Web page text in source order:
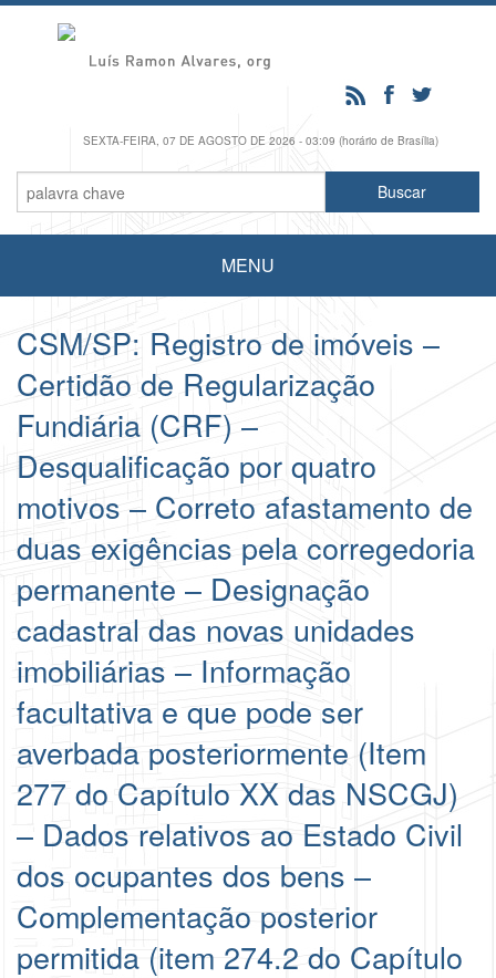
SEXTA-FEIRA, 07 DE AGOSTO DE 2026 - 03:09 (horário de Brasília)
MENU
CSM/SP: Registro de imóveis –
Certidão de Regularização
Fundiária (CRF) –
Desqualificação por quatro
motivos – Correto afastamento de
duas exigências pela corregedoria
permanente – Designação
cadastral das novas unidades
imobiliárias – Informação
facultativa e que pode ser
averbada posteriormente (Item
277 do Capítulo XX das NSCGJ)
– Dados relativos ao Estado Civil
dos ocupantes dos bens –
Complementação posterior
permitida (item 274.2 do Capítulo